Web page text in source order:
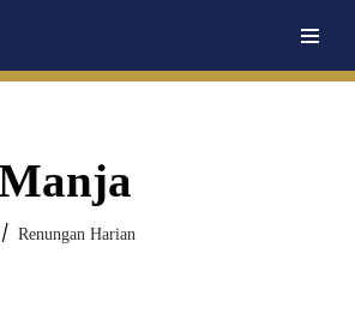
Renungan Harian